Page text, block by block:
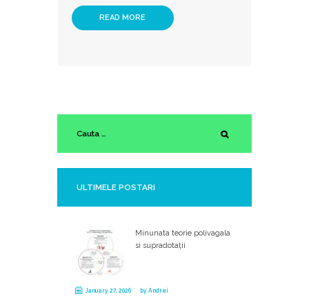
READ MORE
ULTIMELE POSTARI
Minunata teorie polivagala
si supradotații
January 27, 2026 byAndrei